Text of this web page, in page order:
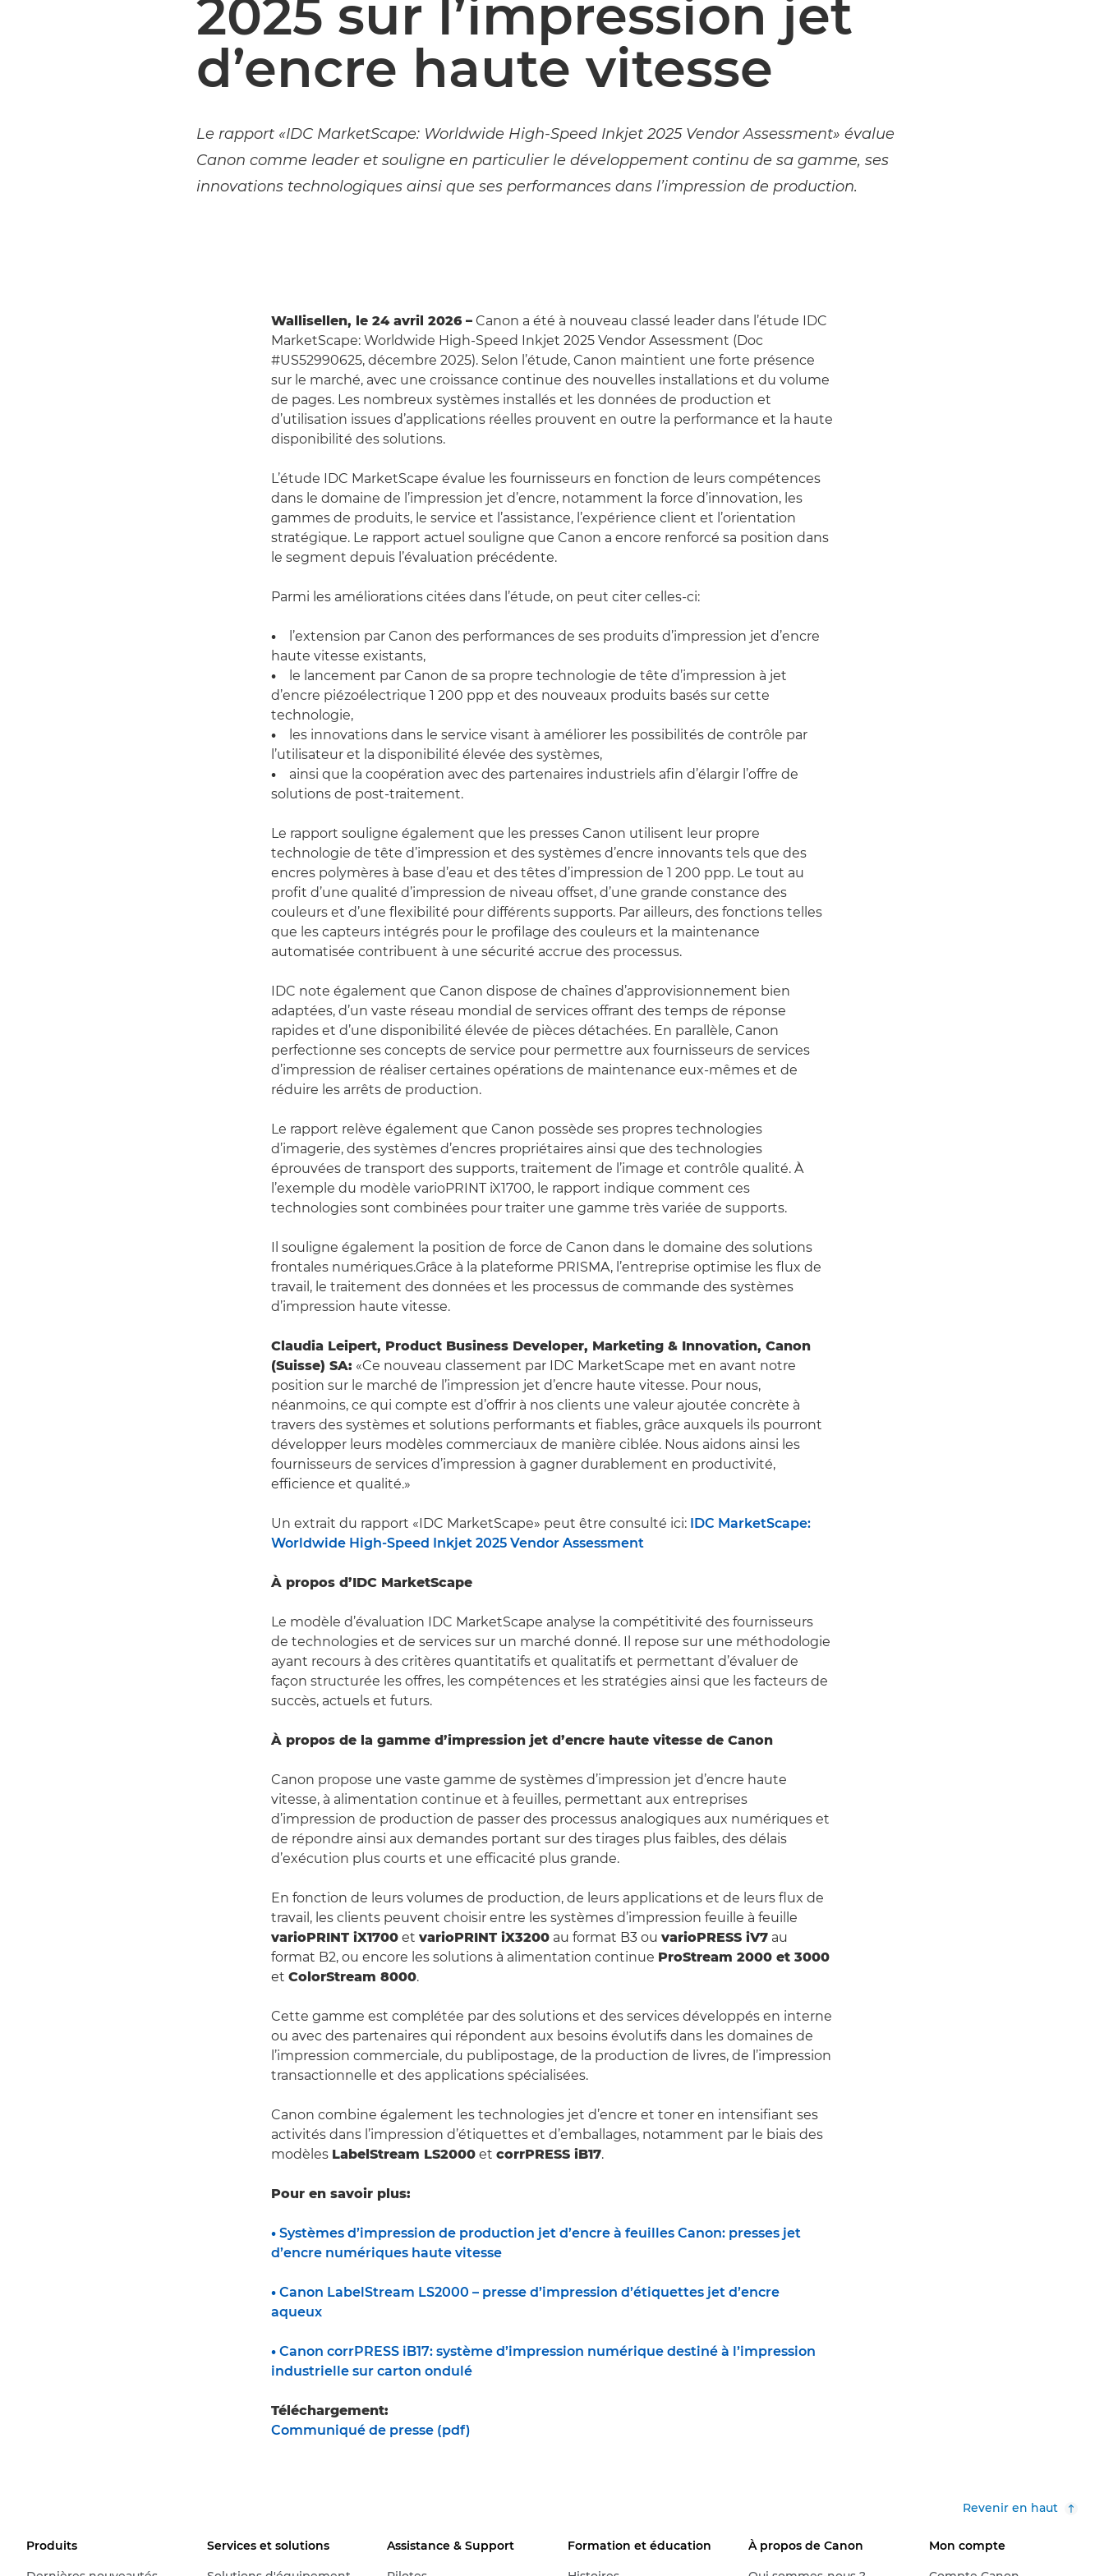
2025 sur l’impression jet
d’encre haute vitesse
Le rapport «IDC MarketScape: Worldwide High-Speed Inkjet 2025 Vendor Assessment» évalue
Canon comme leader et souligne en particulier le développement continu de sa gamme, ses
innovations technologiques ainsi que ses performances dans l’impression de production.
Wallisellen, le 24 avril 2026 – Canon a été à nouveau classé leader dans l’étude IDC
MarketScape: Worldwide High-Speed Inkjet 2025 Vendor Assessment (Doc
#US52990625, décembre 2025). Selon l’étude, Canon maintient une forte présence
sur le marché, avec une croissance continue des nouvelles installations et du volume
de pages. Les nombreux systèmes installés et les données de production et
d’utilisation issues d’applications réelles prouvent en outre la performance et la haute
disponibilité des solutions.
L’étude IDC MarketScape évalue les fournisseurs en fonction de leurs compétences
dans le domaine de l’impression jet d’encre, notamment la force d’innovation, les
gammes de produits, le service et l’assistance, l’expérience client et l’orientation
stratégique. Le rapport actuel souligne que Canon a encore renforcé sa position dans
le segment depuis l’évaluation précédente.
Parmi les améliorations citées dans l’étude, on peut citer celles-ci:
• l’extension par Canon des performances de ses produits d’impression jet d’encre
haute vitesse existants,
• le lancement par Canon de sa propre technologie de tête d’impression à jet
d’encre piézoélectrique 1 200 ppp et des nouveaux produits basés sur cette
technologie,
• les innovations dans le service visant à améliorer les possibilités de contrôle par
l’utilisateur et la disponibilité élevée des systèmes,
• ainsi que la coopération avec des partenaires industriels afin d’élargir l’offre de
solutions de post-traitement.
Le rapport souligne également que les presses Canon utilisent leur propre
technologie de tête d’impression et des systèmes d’encre innovants tels que des
encres polymères à base d’eau et des têtes d’impression de 1 200 ppp. Le tout au
profit d’une qualité d’impression de niveau offset, d’une grande constance des
couleurs et d’une flexibilité pour différents supports. Par ailleurs, des fonctions telles
que les capteurs intégrés pour le profilage des couleurs et la maintenance
automatisée contribuent à une sécurité accrue des processus.
IDC note également que Canon dispose de chaînes d’approvisionnement bien
adaptées, d’un vaste réseau mondial de services offrant des temps de réponse
rapides et d’une disponibilité élevée de pièces détachées. En parallèle, Canon
perfectionne ses concepts de service pour permettre aux fournisseurs de services
d’impression de réaliser certaines opérations de maintenance eux-mêmes et de
réduire les arrêts de production.
Le rapport relève également que Canon possède ses propres technologies
d’imagerie, des systèmes d’encres propriétaires ainsi que des technologies
éprouvées de transport des supports, traitement de l’image et contrôle qualité. À
l’exemple du modèle varioPRINT iX1700, le rapport indique comment ces
technologies sont combinées pour traiter une gamme très variée de supports.
Il souligne également la position de force de Canon dans le domaine des solutions
frontales numériques.Grâce à la plateforme PRISMA, l’entreprise optimise les flux de
travail, le traitement des données et les processus de commande des systèmes
d’impression haute vitesse.
Claudia Leipert, Product Business Developer, Marketing & Innovation, Canon
(Suisse) SA: «Ce nouveau classement par IDC MarketScape met en avant notre
position sur le marché de l’impression jet d’encre haute vitesse. Pour nous,
néanmoins, ce qui compte est d’offrir à nos clients une valeur ajoutée concrète à
travers des systèmes et solutions performants et fiables, grâce auxquels ils pourront
développer leurs modèles commerciaux de manière ciblée. Nous aidons ainsi les
fournisseurs de services d’impression à gagner durablement en productivité,
efficience et qualité.»
Un extrait du rapport «IDC MarketScape» peut être consulté ici: IDC MarketScape:
Worldwide High-Speed Inkjet 2025 Vendor Assessment
À propos d’IDC MarketScape
Le modèle d’évaluation IDC MarketScape analyse la compétitivité des fournisseurs
de technologies et de services sur un marché donné. Il repose sur une méthodologie
ayant recours à des critères quantitatifs et qualitatifs et permettant d’évaluer de
façon structurée les offres, les compétences et les stratégies ainsi que les facteurs de
succès, actuels et futurs.
À propos de la gamme d’impression jet d’encre haute vitesse de Canon
Canon propose une vaste gamme de systèmes d’impression jet d’encre haute
vitesse, à alimentation continue et à feuilles, permettant aux entreprises
d’impression de production de passer des processus analogiques aux numériques et
de répondre ainsi aux demandes portant sur des tirages plus faibles, des délais
d’exécution plus courts et une efficacité plus grande.
En fonction de leurs volumes de production, de leurs applications et de leurs flux de
travail, les clients peuvent choisir entre les systèmes d’impression feuille à feuille
varioPRINT iX1700 et varioPRINT iX3200 au format B3 ou varioPRESS iV7 au
format B2, ou encore les solutions à alimentation continue ProStream 2000 et 3000
et ColorStream 8000.
Cette gamme est complétée par des solutions et des services développés en interne
ou avec des partenaires qui répondent aux besoins évolutifs dans les domaines de
l’impression commerciale, du publipostage, de la production de livres, de l’impression
transactionnelle et des applications spécialisées.
Canon combine également les technologies jet d’encre et toner en intensifiant ses
activités dans l’impression d’étiquettes et d’emballages, notamment par le biais des
modèles LabelStream LS2000 et corrPRESS iB17.
Pour en savoir plus:
• Systèmes d’impression de production jet d’encre à feuilles Canon: presses jet
d’encre numériques haute vitesse
• Canon LabelStream LS2000 – presse d’impression d’étiquettes jet d’encre
aqueux
• Canon corrPRESS iB17: système d’impression numérique destiné à l’impression
industrielle sur carton ondulé
Téléchargement:
Communiqué de presse (pdf)
Revenir en haut
Produits Services et solutions Assistance & Support Formation et éducation À propos de Canon Mon compte